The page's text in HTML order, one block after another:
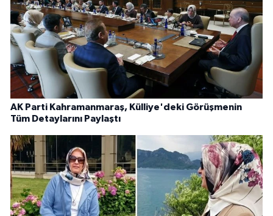
AK Parti Kahramanmaraş, Külliye'deki Görüşmenin
Tüm Detaylarını Paylaştı